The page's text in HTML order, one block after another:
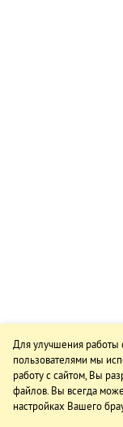
Для улучшения работы
пользователями мы
работу с сайтом, Вы
файлов. Вы всегда
настройках Вашего